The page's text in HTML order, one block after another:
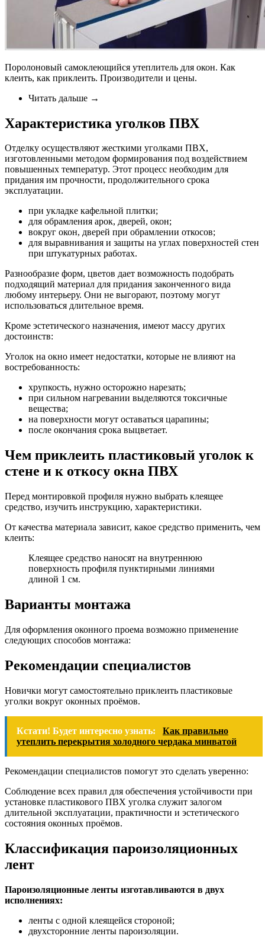
Поролоновый самоклеющийся утеплитель для окон. Как
клеить, как приклеить. Производители и цены.
Читать дальше →
Характеристика уголков ПВХ
Отделку осуществляют жесткими уголками ПВХ,
изготовленными методом формирования под воздействием
повышенных температур. Этот процесс необходим для
придания им прочности, продолжительного срока
эксплуатации.
при укладке кафельной плитки;
для обрамления арок, дверей, окон;
вокруг окон, дверей при обрамлении откосов;
для выравнивания и защиты на углах поверхностей стен
при штукатурных работах.
Разнообразие форм, цветов дает возможность подобрать
подходящий материал для придания законченного вида
любому интерьеру. Они не выгорают, поэтому могут
использоваться длительное время.
Кроме эстетического назначения, имеют массу других
достоинств:
Уголок на окно имеет недостатки, которые не влияют на
востребованность:
хрупкость, нужно осторожно нарезать;
при сильном нагревании выделяются токсичные
вещества;
на поверхности могут оставаться царапины;
после окончания срока выцветает.
Чем приклеить пластиковый уголок к
стене и к откосу окна ПВХ
Перед монтировкой профиля нужно выбрать клеящее
средство, изучить инструкцию, характеристики.
От качества материала зависит, какое средство применить, чем
клеить:
Клеящее средство наносят на внутреннюю
поверхность профиля пунктирными линиями
длиной 1 см.
Варианты монтажа
Для оформления оконного проема возможно применение
следующих способов монтажа:
Рекомендации специалистов
Новички могут самостоятельно приклеить пластиковые
уголки вокруг оконных проёмов.
Кстати! Будет интересно узнать:
Как правильно
утеплить перекрытия холодного чердака минватой
Рекомендации специалистов помогут это сделать уверенно:
Соблюдение всех правил для обеспечения устойчивости при
установке пластикового ПВХ уголка служит залогом
длительной эксплуатации, практичности и эстетического
состояния оконных проёмов.
Классификация пароизоляционных
лент
Пароизоляционные ленты изготавливаются в двух
исполнениях:
ленты с одной клеящейся стороной;
двухсторонние ленты пароизоляции.